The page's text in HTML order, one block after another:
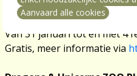
Lichtfestival – Gent
Van 31 januari tot en met 4
Gratis, meer informatie via
Aanvaard alle cookies